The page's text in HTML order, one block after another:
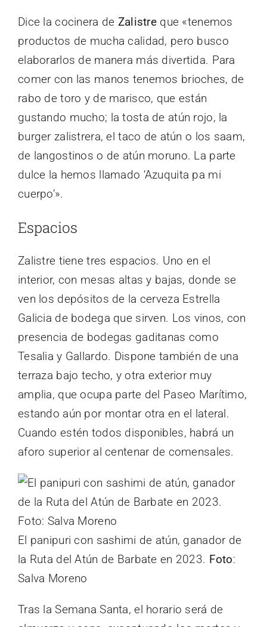
Dice la cocinera de Zalistreque «tenemos
productos de mucha calidad, pero busco
elaborarlos de manera más divertida. Para
comer con las manos tenemos brioches, de
rabo de toro y de marisco, que están
gustando mucho; la tosta de atún rojo, la
burger zalistrera, el taco de atún o los saam,
de langostinos o de atún moruno. La parte
dulce la hemos llamado ‘Azuquita pa mi
cuerpo’».
Espacios
Zalistre tiene tres espacios. Uno en el
interior, con mesas altas y bajas, donde se
ven los depósitos de la cerveza Estrella
Galicia de bodega que sirven. Los vinos, con
presencia de bodegas gaditanas como
Tesalia y Gallardo. Dispone también de una
terraza bajo techo, y otra exterior muy
amplia, que ocupa parte del Paseo Marítimo,
estando aún por montar otra en el lateral.
Cuando estén todos disponibles, habrá un
aforo superior al centenar de comensales.
El panipuri con sashimi de atún, ganador de
la Ruta del Atún de Barbate en 2023. Foto:
Salva Moreno
Tras la Semana Santa, el horario será de